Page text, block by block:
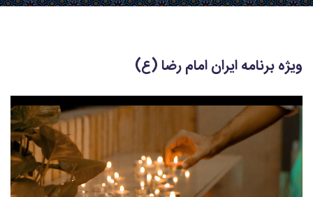
ویژه برنامه ایران امام رضا (ع)